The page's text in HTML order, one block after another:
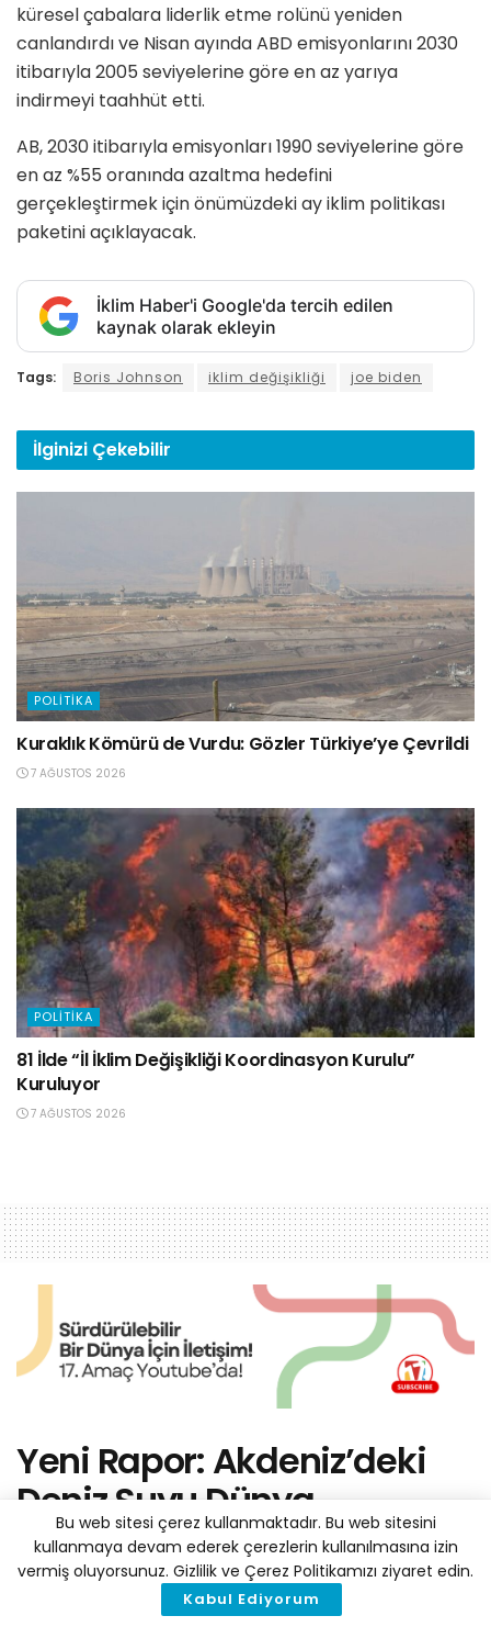
küresel çabalara liderlik etme rolünü yeniden
canlandırdı ve Nisan ayında ABD emisyonlarını 2030
itibarıyla 2005 seviyelerine göre en az yarıya
indirmeyi taahhüt etti.
AB, 2030 itibarıyla emisyonları 1990 seviyelerine göre
en az %55 oranında azaltma hedefini
gerçekleştirmek için önümüzdeki ay iklim politikası
paketini açıklayacak.
İklim Haber'i Google'da tercih edilen
kaynak olarak ekleyin
Tags: Boris Johnson iklim değişikliği joe biden
İlginizi Çekebilir
POLITIKA
Kuraklık Kömürü de Vurdu: Gözler Türkiye’ye Çevrildi
7 AĞUSTOS 2026
POLITIKA
81 İlde “İl İklim Değişikliği Koordinasyon Kurulu”
Kuruluyor
7 AĞUSTOS 2026
Yeni Rapor: Akdeniz’deki
Deniz Suyu Dünya
Ortalamasından Yüzde 20
Daha Hızlı Isınıyor
Bu web sitesi çerez kullanmaktadır. Bu web sitesini
kullanmaya devam ederek çerezlerin kullanılmasına izin
vermiş oluyorsunuz. Gizlilik ve Çerez Politikamızı ziyaret edin.
Kabul Ediyorum